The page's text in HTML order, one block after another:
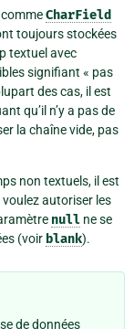
CharField
toujours stockées
textuel avec
signifiant « pas
des cas, il est
qu’il n’y a pas de
la chaîne vide, pas
non textuels, il est
voulez autoriser les
null ne se
(voir blank).
de données